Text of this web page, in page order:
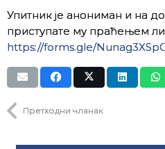
Упитник је анониман и на
приступате му праћењем
https://forms.gle/
Претходни чланак